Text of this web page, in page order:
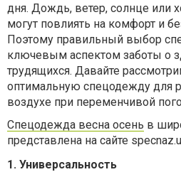
дня. Дождь, ветер, солнце или
могут повлиять на комфорт и
Поэтому правильный выбор
ключевым аспектом заботы о
трудящихся. Давайте
оптимальную спецодежду для
воздухе при переменчивой
Спецодежда весна осень в
представлена на сайте
1. Универсальность